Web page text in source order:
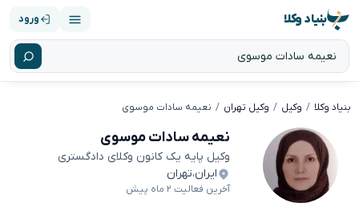
بنیاد وکلا ورود
بنیاد وکلا وکیل وکیل تهران نعیمه سادات موسوی
نعیمه سادات موسوی
وکیل پایه یک کانون وکلای دادگستری
ایران،تهران
آخرین فعالیت ۲ ماه پیش